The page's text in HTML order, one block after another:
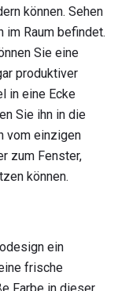
können. Sehen
im Raum befindet.
Sie eine
produktiver
in eine Ecke
Sie ihn in die
vom einzigen
zum Fenster,
können.
ein
frische